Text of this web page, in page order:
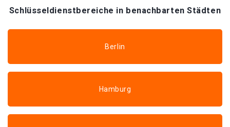
Schlüsseldienstbereiche in benachbarten Städten
Berlin
Hamburg